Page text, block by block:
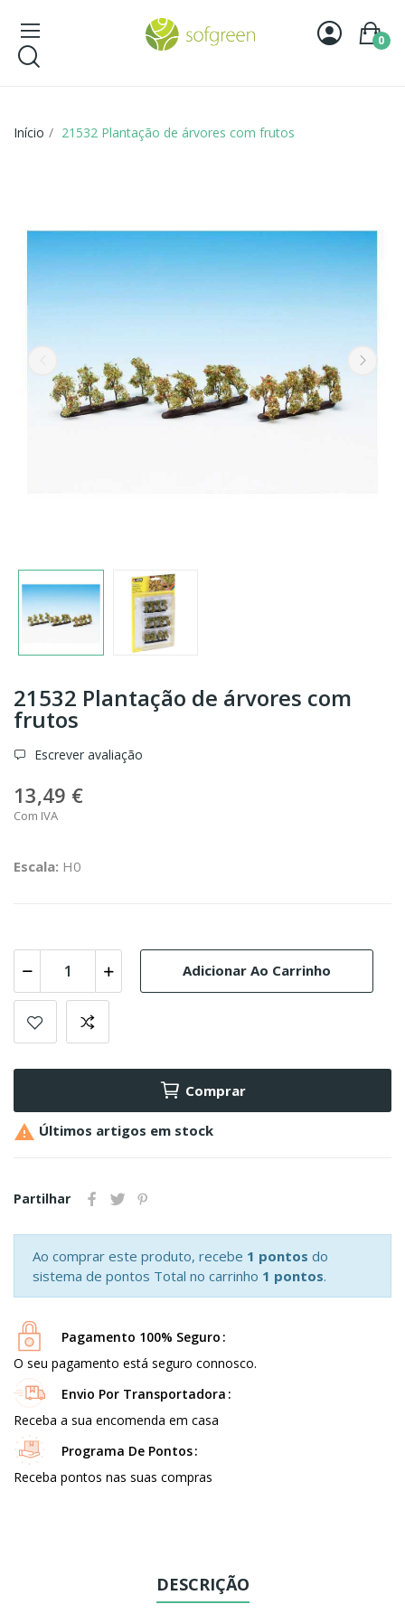
0
Início 21532 Plantação de árvores com frutos
21532 Plantação de árvores com
frutos
Escrever avaliação
13,49 €
Com IVA
Escala: H0
Adicionar Ao Carrinho
Comprar
 Últimos artigos em stock
Partilhar
Ao comprar este produto, recebe 1 pontos do
sistema de pontos Total no carrinho 1 pontos.
Pagamento 100% Seguro
O seu pagamento está seguro connosco.
Envio Por Transportadora
Receba a sua encomenda em casa
Programa De Pontos
Receba pontos nas suas compras
DESCRIÇÃO